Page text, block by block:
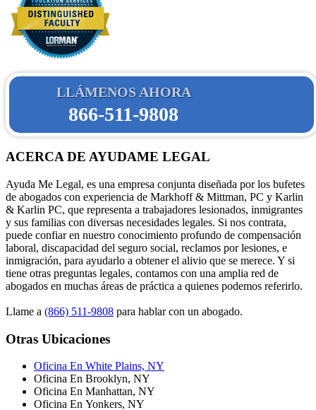
LLÁMENOS AHORA
866-511-9808
ACERCA DE AYUDAME LEGAL
Ayuda Me Legal, es una empresa conjunta diseñada por los bufetes
de abogados con experiencia de Markhoff & Mittman, PC y Karlin
& Karlin PC, que representa a trabajadores lesionados, inmigrantes
y sus familias con diversas necesidades legales. Si nos contrata,
puede confiar en nuestro conocimiento profundo de compensación
laboral, discapacidad del seguro social, reclamos por lesiones, e
inmigración, para ayudarlo a obtener el alivio que se merece. Y si
tiene otras preguntas legales, contamos con una amplia red de
abogados en muchas áreas de práctica a quienes podemos referirlo.
Llame a (866) 511-9808 para hablar con un abogado.
Otras Ubicaciones
Oficina En White Plains, NY
Oficina En Brooklyn, NY
Oficina En Manhattan, NY
Oficina En Yonkers, NY